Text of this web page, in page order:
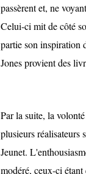
passèrent et, ne
Celui-ci mit de côté
partie son inspiration
Jones provient des
Par la suite, la
plusieurs réalisateurs
Jeunet.
modéré, ceux-ci